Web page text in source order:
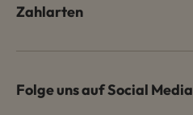
Zahlarten
Folge uns auf Social Media